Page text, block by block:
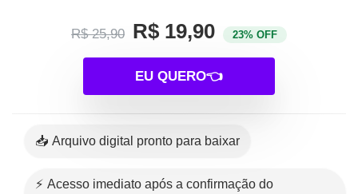
R$ 25,90 R$ 19,90 23% OFF
EU QUERO👈
📥 Arquivo digital pronto para baixar
⚡ Acesso imediato após a confirmação do